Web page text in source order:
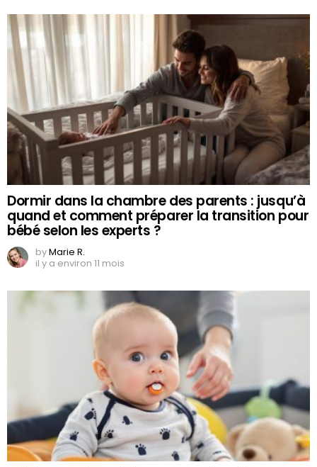
Dormir dans la chambre des parents : jusqu’à
quand et comment préparer la transition pour
bébé selon les experts ?
byMarie R.
il y a environ 11 mois